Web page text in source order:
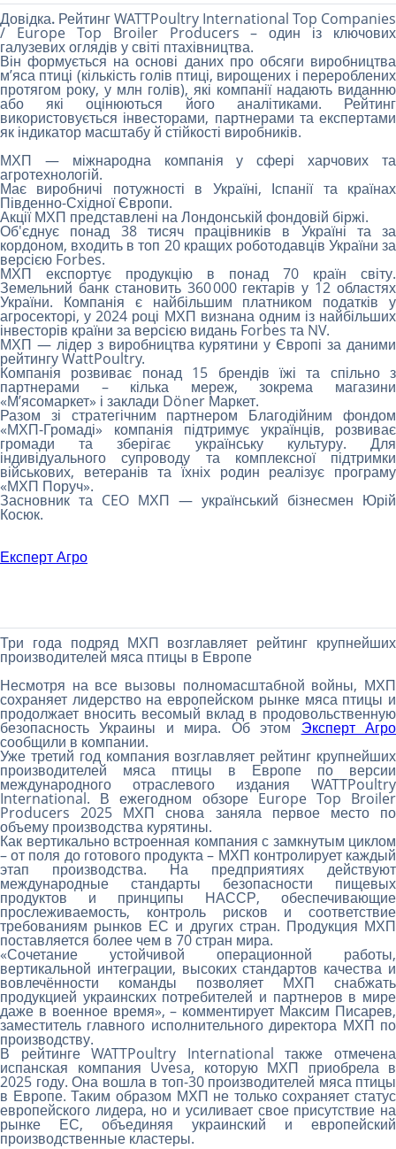
Довідка. Рейтинг WATTPoultry International Top Companies
/ Europe Top Broiler Producers – один із ключових
галузевих оглядів у світі птахівництва.
Він формується на основі даних про обсяги виробництва
м’яса птиці (кількість голів птиці, вирощених і перероблених
протягом року, у млн голів), які компанії надають виданню
або які оцінюються його аналітиками. Рейтинг
використовується інвесторами, партнерами та експертами
як індикатор масштабу й стійкості виробників.
МХП — міжнародна компанія у сфері харчових та
агротехнологій.
Має виробничі потужності в Україні, Іспанії та країнах
Південно-Східної Європи.
Акції МХП представлені на Лондонській фондовій біржі.
Об'єднує понад 38 тисяч працівників в Україні та за
кордоном, входить в топ 20 кращих роботодавців України за
версією Forbes.
МХП експортує продукцію в понад 70 країн світу.
Земельний банк становить 360 000 гектарів у 12 областях
України. Компанія є найбільшим платником податків у
агросекторі, у 2024 році МХП визнана одним із найбільших
інвесторів країни за версією видань Forbes та NV.
МХП — лідер з виробництва курятини у Європі за даними
рейтингу WattPoultry.
Компанія розвиває понад 15 брендів їжі та спільно з
партнерами – кілька мереж, зокрема магазини
«Мʼясомаркет» і заклади Döner Маркет.
Разом зі стратегічним партнером Благодійним фондом
«МХП-Громаді» компанія підтримує українців, розвиває
громади та зберігає українську культуру. Для
індивідуального супроводу та комплексної підтримки
військових, ветеранів та їхніх родин реалізує програму
«‎МХП Поруч».
Засновник та CEO МХП — український бізнесмен Юрій
Косюк.
Експерт Агро
Три года подряд МХП возглавляет рейтинг крупнейших
производителей мяса птицы в Европе
Несмотря на все вызовы полномасштабной войны, МХП
сохраняет лидерство на европейском рынке мяса птицы и
продолжает вносить весомый вклад в продовольственную
безопасность Украины и мира. Об этом Эксперт Агро
сообщили в компании.
Уже третий год компания возглавляет рейтинг крупнейших
производителей мяса птицы в Европе по версии
международного отраслевого издания WATTPoultry
International. В ежегодном обзоре Europe Top Broiler
Producers 2025 МХП снова заняла первое место по
объему производства курятины.
Как вертикально встроенная компания с замкнутым циклом
– от поля до готового продукта – МХП контролирует каждый
этап производства. На предприятиях действуют
международные стандарты безопасности пищевых
продуктов и принципы НАССР, обеспечивающие
прослеживаемость, контроль рисков и соответствие
требованиям рынков ЕС и других стран. Продукция МХП
поставляется более чем в 70 стран мира.
«Сочетание устойчивой операционной работы,
вертикальной интеграции, высоких стандартов качества и
вовлечённости команды позволяет МХП снабжать
продукцией украинских потребителей и партнеров в мире
даже в военное время», – комментирует Максим Писарев,
заместитель главного исполнительного директора МХП по
производству.
В рейтинге WATTPoultry International также отмечена
испанская компания Uvesa, которую МХП приобрела в
2025 году. Она вошла в топ-30 производителей мяса птицы
в Европе. Таким образом МХП не только сохраняет статус
европейского лидера, но и усиливает свое присутствие на
рынке ЕС, объединяя украинский и европейский
производственные кластеры.